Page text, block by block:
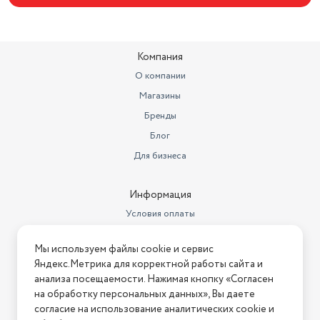
Компания
О компании
Магазины
Бренды
Блог
Для бизнеса
Информация
Условия оплаты
Условия возврата
Нашли ошибку на сайте? Напишите нам
2026 © Интернет-магазин "АстМаркет". У нас есть всё!
Мы используем файлы cookie и сервис
Яндекс.Метрика для корректной работы сайта и
анализа посещаемости. Нажимая кнопку «Согласен
на обработку персональных данных», Вы даете
согласие на использование аналитических cookie и